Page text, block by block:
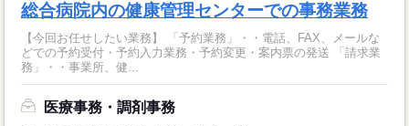
総合病院内の健康管理センターでの事務業務
【今回お任せしたい業務】 「予約業務」・・電話、FAX、メールな
どでの予約受付・予約入力業務・予約変更・案内票の発送 「請求業
務」・・事業所、健...
医療事務・調剤事務